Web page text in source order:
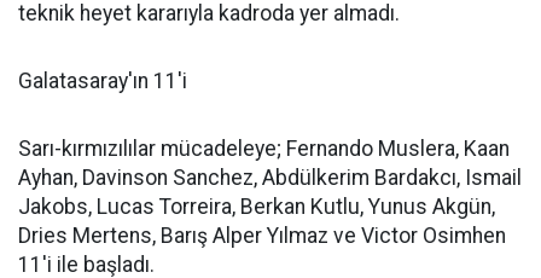
teknik heyet kararıyla kadroda yer almadı.
Galatasaray'ın 11'i
Sarı-kırmızılılar mücadeleye; Fernando Muslera, Kaan
Ayhan, Davinson Sanchez, Abdülkerim Bardakcı, Ismail
Jakobs, Lucas Torreira, Berkan Kutlu, Yunus Akgün,
Dries Mertens, Barış Alper Yılmaz ve Victor Osimhen
11'i ile başladı.